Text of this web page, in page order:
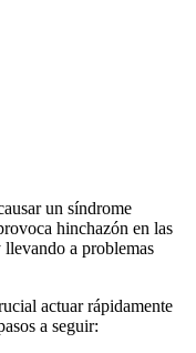
un síndrome
hinchazón en las
a problemas
actuar rápidamente
a seguir: